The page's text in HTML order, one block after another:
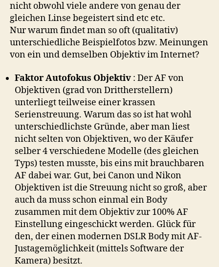
nicht obwohl viele andere von genau der
gleichen Linse begeistert sind etc etc.
Nur warum findet man so oft (qualitativ)
unterschiedliche Beispielfotos bzw. Meinungen
von ein und demselben Objektiv im Internet?
Faktor Autofokus Objektiv : Der AF von
Objektiven (grad von Drittherstellern)
unterliegt teilweise einer krassen
Serienstreuung. Warum das so ist hat wohl
unterschiedlichste Gründe, aber man liest
nicht selten von Objektiven, wo der Käufer
selber 4 verschiedene Modelle (des gleichen
Typs) testen musste, bis eins mit brauchbaren
AF dabei war. Gut, bei Canon und Nikon
Objektiven ist die Streuung nicht so groß, aber
auch da muss schon einmal ein Body
zusammen mit dem Objektiv zur 100% AF
Einstellung eingeschickt werden. Glück für
den, der einen modernen DSLR Body mit AF-
Justagemöglichkeit (mittels Software der
Kamera) besitzt.